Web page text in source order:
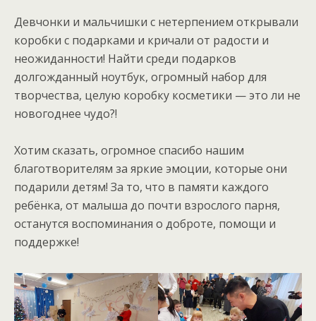
Девчонки и мальчишки с нетерпением открывали
коробки с подарками и кричали от радости и
неожиданности! Найти среди подарков
долгожданный ноутбук, огромный набор для
творчества, целую коробку косметики — это ли не
новогоднее чудо?!
Хотим сказать, огромное спасибо нашим
благотворителям за яркие эмоции, которые они
подарили детям! За то, что в памяти каждого
ребёнка, от малыша до почти взрослого парня,
останутся воспоминания о доброте, помощи и
поддержке!